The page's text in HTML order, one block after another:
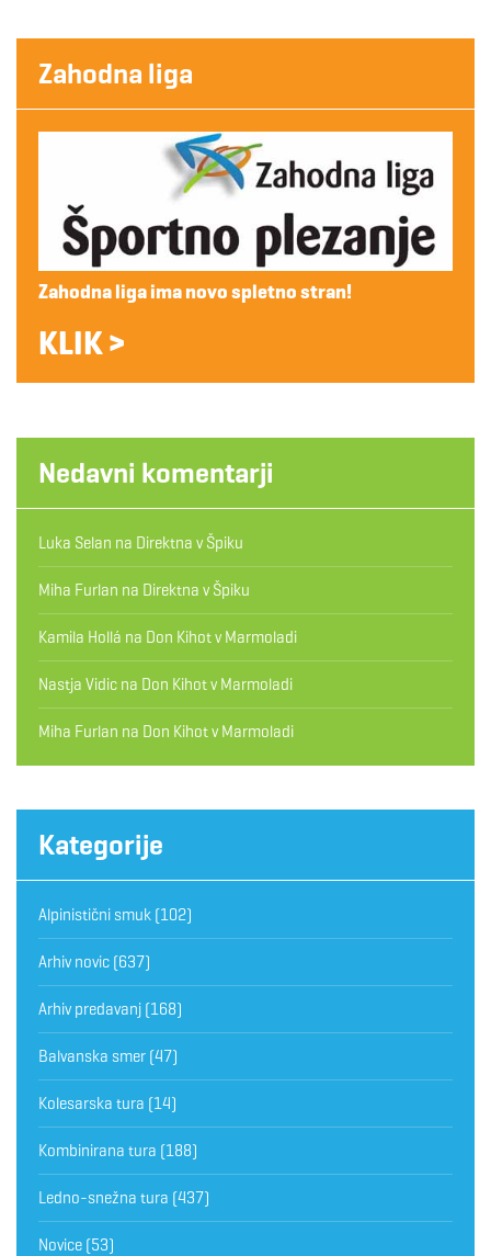
Zahodna liga
Zahodna liga ima novo spletno stran!
KLIK >
Nedavni komentarji
Luka Selan na Direktna v Špiku
Miha Furlan na Direktna v Špiku
Kamila Hollá na Don Kihot v Marmoladi
Nastja Vidic na Don Kihot v Marmoladi
Miha Furlan na Don Kihot v Marmoladi
Kategorije
Alpinistični smuk (102)
Arhiv novic (637)
Arhiv predavanj (168)
Balvanska smer (47)
Kolesarska tura (14)
Kombinirana tura (188)
Ledno-snežna tura (437)
Novice (53)